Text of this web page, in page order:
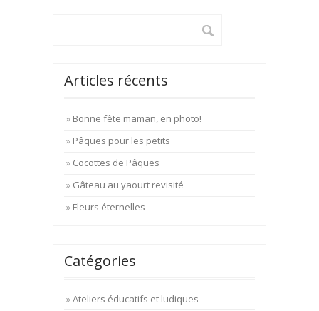
Articles récents
Bonne fête maman, en photo!
Pâques pour les petits
Cocottes de Pâques
Gâteau au yaourt revisité
Fleurs éternelles
Catégories
Ateliers éducatifs et ludiques